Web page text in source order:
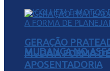
MUDANÇA NO
GERAÇÃO
MUDA A FORMA
APOSENTADORIA